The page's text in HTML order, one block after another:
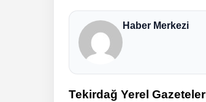
Haber Merkezi
Tekirdağ Yerel Gazeteler